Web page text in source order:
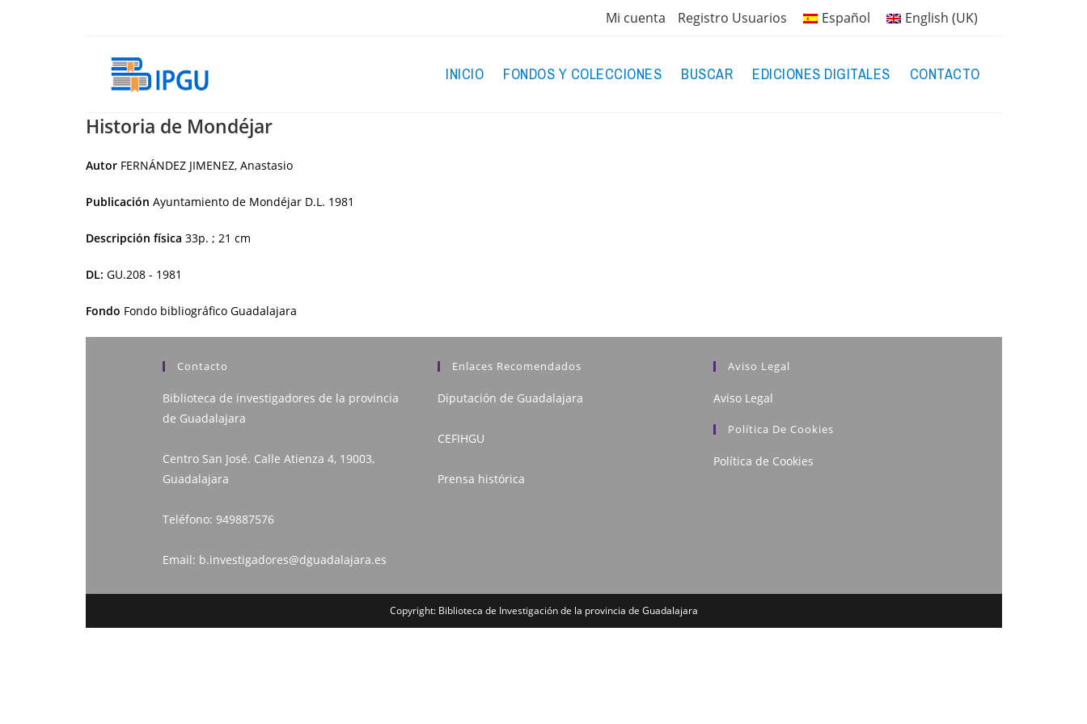
Mi cuenta Registro Usuarios Español English (UK)
INICIO FONDOS Y COLECCIONES BUSCAR EDICIONES DIGITALES CONTACTO
Historia de Mondéjar
Autor FERNÁNDEZ JIMENEZ, Anastasio
Publicación Ayuntamiento de Mondéjar D.L. 1981
Descripción física 33p. ; 21 cm
DL: GU.208 - 1981
Fondo Fondo bibliográfico Guadalajara
Contacto
Biblioteca de investigadores de la provincia
de Guadalajara
Centro San José. Calle Atienza 4, 19003,
Guadalajara
Teléfono: 949887576
Email: b.investigadores@dguadalajara.es
Enlaces Recomendados
Diputación de Guadalajara
CEFIHGU
Prensa histórica
Aviso Legal
Aviso Legal
Política De Cookies
Política de Cookies
Copyright: Biblioteca de Investigación de la provincia de Guadalajara